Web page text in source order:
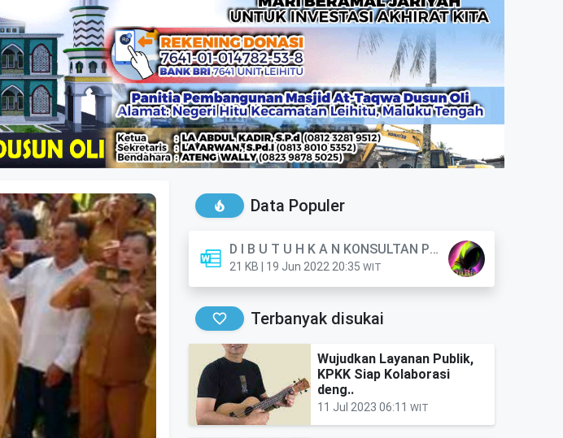
Data Populer
D I B U T U H K A N KONSULTAN PERORANGAN (Anggota)
21 KB | 19 Jun 2022 20:35 WIT
Terbanyak disukai
Wujudkan Layanan Publik,
KPKK Siap Kolaborasi
deng..
11 Jul 2023 06:11 WIT